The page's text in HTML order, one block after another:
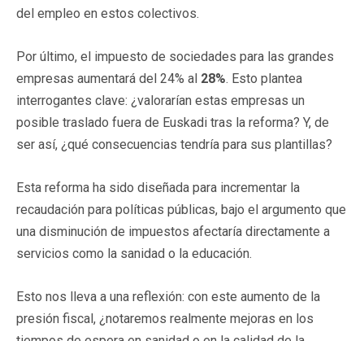
del empleo en estos colectivos.
Por último, el impuesto de sociedades para las grandes
empresas aumentará del 24% al 28%. Esto plantea
interrogantes clave: ¿valorarían estas empresas un
posible traslado fuera de Euskadi tras la reforma? Y, de
ser así, ¿qué consecuencias tendría para sus plantillas?
Esta reforma ha sido diseñada para incrementar la
recaudación para políticas públicas, bajo el argumento que
una disminución de impuestos afectaría directamente a
servicios como la sanidad o la educación.
Esto nos lleva a una reflexión: con este aumento de la
presión fiscal, ¿notaremos realmente mejoras en los